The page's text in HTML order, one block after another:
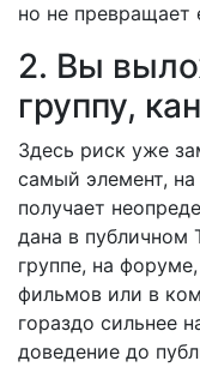
но не превращает
2. Вы
группу,
Здесь риск уже
самый элемент,
получает
дана в публичном
группе, на
фильмов или в
гораздо сильнее
доведение до